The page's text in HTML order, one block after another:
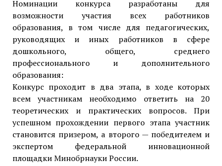
Номинации конкурса разработаны для
возможности участия всех работников
образования, в том числе для педагогических,
руководящих и иных работников в сфере
дошкольного, общего, среднего
профессионального и дополнительного
образования:
Конкурс проходит в два этапа, в ходе которых
всем участникам необходимо ответить на 20
теоретических и практических вопросов. При
успешном прохождении первого этапа участник
становится призером, а второго — победителем и
экспертом федеральной инновационной
площадки Минобрнауки России.